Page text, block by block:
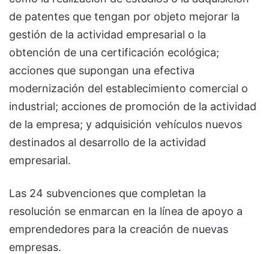
de patentes que tengan por objeto mejorar la
gestión de la actividad empresarial o la
obtención de una certificación ecológica;
acciones que supongan una efectiva
modernización del establecimiento comercial o
industrial; acciones de promoción de la actividad
de la empresa; y adquisición vehículos nuevos
destinados al desarrollo de la actividad
empresarial.
Las 24 subvenciones que completan la
resolución se enmarcan en la línea de apoyo a
emprendedores para la creación de nuevas
empresas.